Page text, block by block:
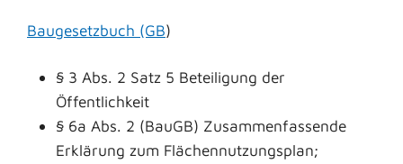
Baugesetzbuch (GB)
§ 3 Abs. 2 Satz 5 Beteiligung der
Öffentlichkeit
§ 6a Abs. 2 (BauGB) Zusammenfassende
Erklärung zum Flächennutzungsplan;